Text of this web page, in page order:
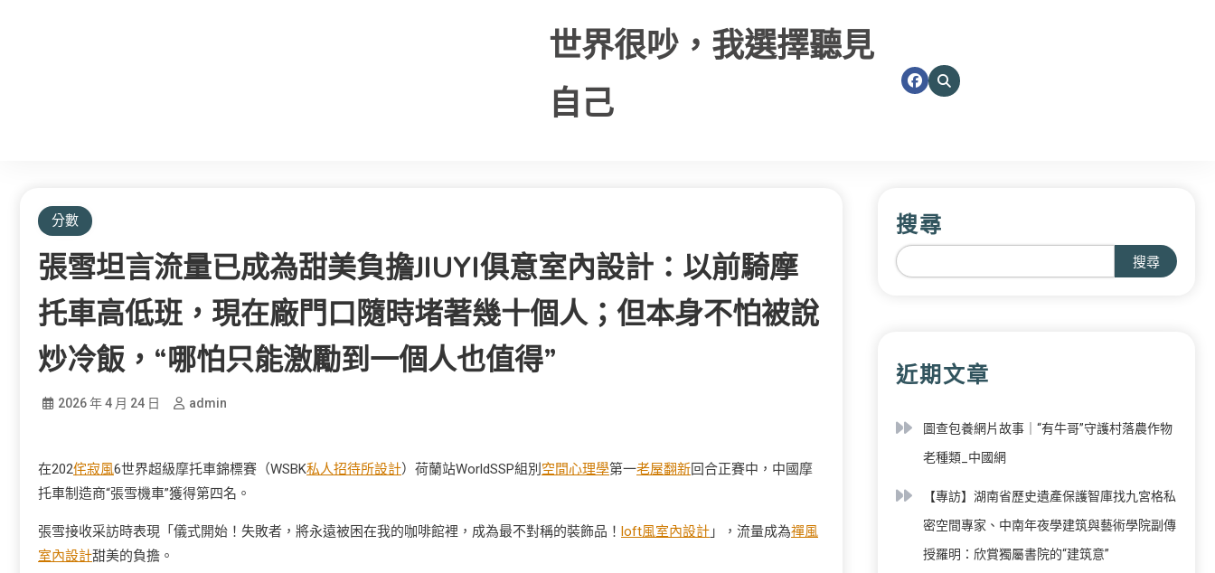
世界很吵，我選擇聽見
自己
分數
張雪坦言流量已成為甜美負擔JIUYI俱意室內設計：以前騎摩
托車高低班，現在廠門口隨時堵著幾十個人；但本身不怕被說
炒冷飯，“哪怕只能激勵到一個人也值得”
2026 年 4 月 24 日 admin
在202侘寂風6世界超級摩托車錦標賽（WSBK私人招待所設計）荷蘭站WorldSSP組別 空間心理學第一老屋翻新回合正賽中，中國摩
托車制造商“張雪機車”獲得第四名。
張雪接收采訪時表現「儀式開始！失敗者，將永遠被困在我的咖啡館裡，成為最不對稱的裝飾品！ loft風室內設計 」，流量成為禪風
室內設計甜美的負擔。
搜尋
搜尋
近期文章
圖查包養網片故事｜“有牛哥”守護村落農作物
老種類_中國網
【專訪】湖南省歷史遺產保護智庫找九宮格私
密空間專家、中南年夜學建筑與藝術學院副傳
授羅明：欣賞獨屬書院的“建筑意”